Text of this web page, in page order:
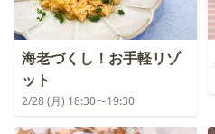
海老づくし！お手軽リゾ
ット
2/28 (月) 18:30〜19:30